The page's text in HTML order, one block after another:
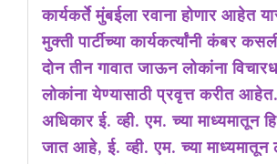
कार्यकर्ते मुंबईला रवाना होणार आहेत
मुक्ती पार्टीच्या कार्यकर्त्यांनी कंबर
दोन तीन गावात जाऊन लोकांना
लोकांना येण्यासाठी प्रवृत्त करीत
अधिकार ई. व्ही. एम. च्या माध्यमातून
जात आहे, ई. व्ही. एम. च्या माध्यमातून